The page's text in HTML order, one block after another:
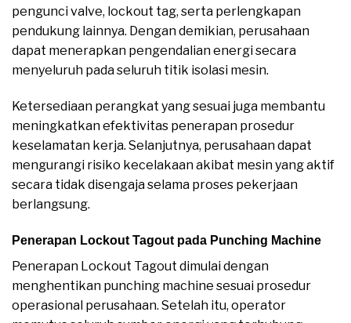
pengunci valve, lockout tag, serta perlengkapan
pendukung lainnya. Dengan demikian, perusahaan
dapat menerapkan pengendalian energi secara
menyeluruh pada seluruh titik isolasi mesin.
Ketersediaan perangkat yang sesuai juga membantu
meningkatkan efektivitas penerapan prosedur
keselamatan kerja. Selanjutnya, perusahaan dapat
mengurangi risiko kecelakaan akibat mesin yang aktif
secara tidak disengaja selama proses pekerjaan
berlangsung.
Penerapan Lockout Tagout pada Punching Machine
Penerapan Lockout Tagout dimulai dengan
menghentikan punching machine sesuai prosedur
operasional perusahaan. Setelah itu, operator